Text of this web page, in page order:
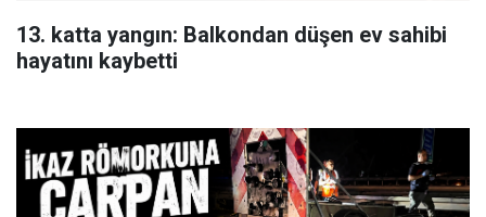
13. katta yangın: Balkondan düşen ev sahibi
hayatını kaybetti